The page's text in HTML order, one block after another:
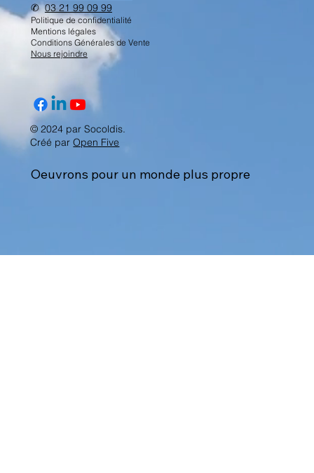
✆03 21 99 09 99
Politique de confidentialité
Mentions légales
Conditions Générales de Vente
Nous rejoindre
© 2024 par Socoldis.
Créé parOpen Five
Oeuvrons pour un monde plus propre